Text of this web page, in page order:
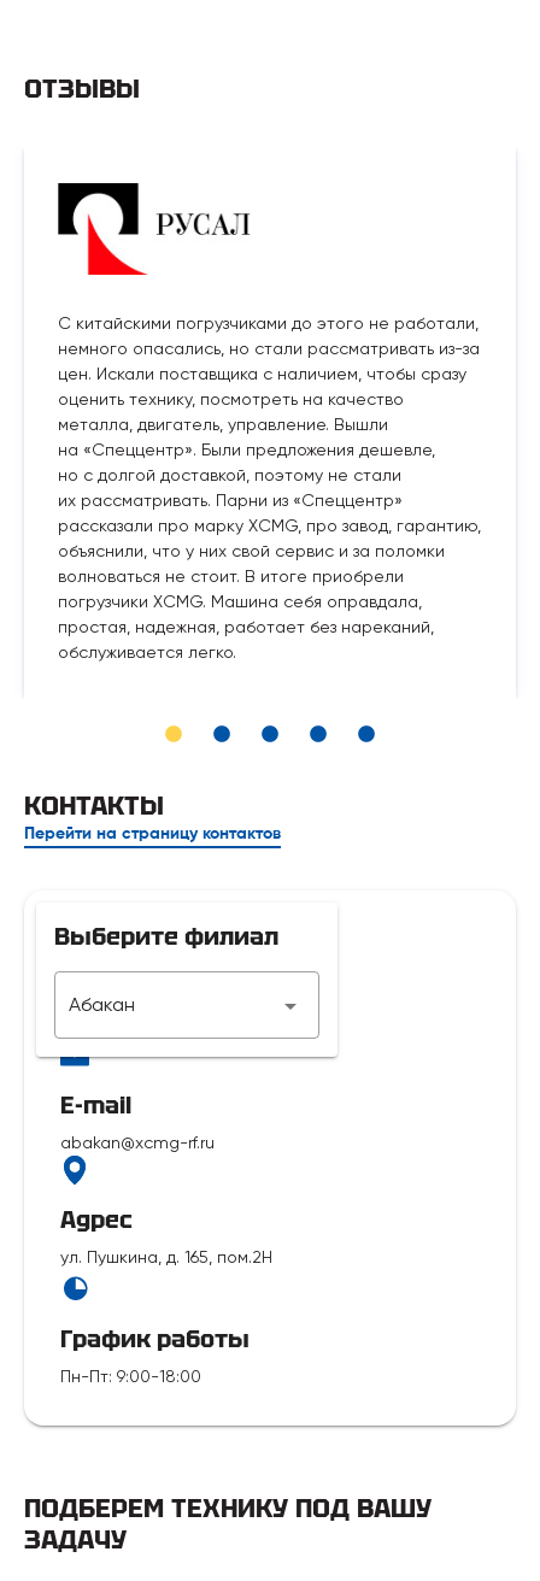
ОТЗЫВЫ
С китайскими погрузчиками до этого не работали,
немного опасались, но стали рассматривать из-за
цен. Искали поставщика с наличием, чтобы сразу
оценить технику, посмотреть на качество
металла, двигатель, управление. Вышли
на «Спеццентр». Были предложения дешевле,
но с долгой доставкой, поэтому не стали
их рассматривать. Парни из «Спеццентр»
рассказали про марку XCMG, про завод, гарантию,
объяснили, что у них свой сервис и за поломки
волноваться не стоит. В итоге приобрели
погрузчики XCMG. Машина себя оправдала,
простая, надежная, работает без нареканий,
обслуживается легко.
КОНТАКТЫ
Перейти на страницу контактов
Выберите филиал
Абакан
Телефон
E-mail
abakan@xcmg-rf.ru
Адрес
ул. Пушкина, д. 165, пом.2Н
График работы
Пн-Пт: 9:00-18:00
ПОДБЕРЕМ ТЕХНИКУ ПОД ВАШУ
ЗАДАЧУ